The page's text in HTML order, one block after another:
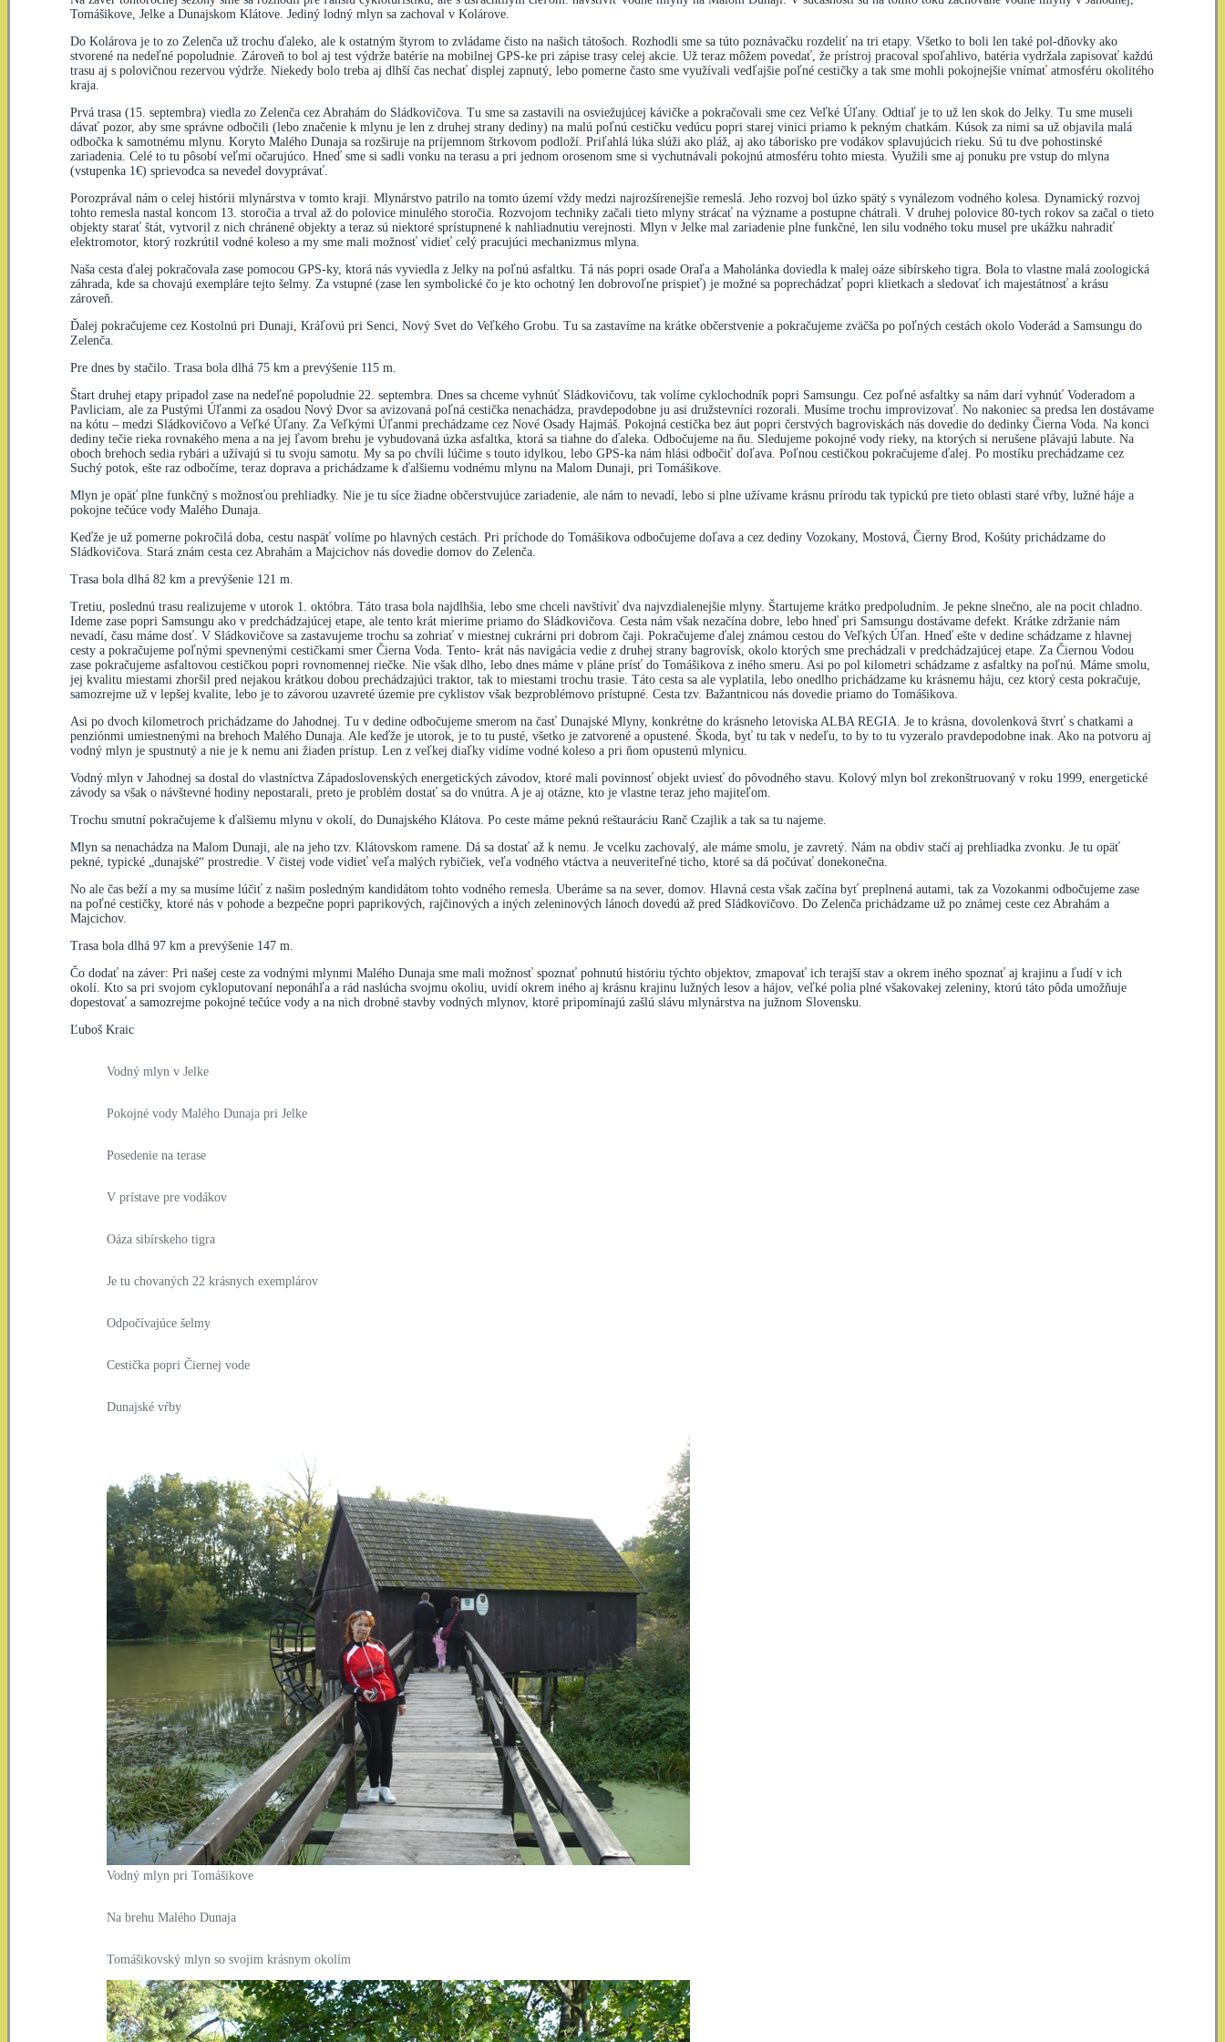
Tomášikove, Jelke a Dunajskom Klátove. Jediný lodný mlyn sa zachoval v Kolárove.
Do Kolárova je to zo Zelenča už trochu ďaleko, ale k ostatným štyrom to zvládame čisto na našich tátošoch. Rozhodli sme sa túto poznávačku rozdeliť na tri etapy. Všetko to boli len také pol-dňovky ako
stvorené na nedeľné popoludnie. Zároveň to bol aj test výdrže batérie na mobilnej GPS-ke pri zápise trasy celej akcie. Už teraz môžem povedať, že prístroj pracoval spoľahlivo, batéria vydržala zapisovať každú
trasu aj s polovičnou rezervou výdrže. Niekedy bolo treba aj dlhší čas nechať displej zapnutý, lebo pomerne často sme využívali vedľajšie poľné cestičky a tak sme mohli pokojnejšie vnímať atmosféru okolitého
kraja.
Prvá trasa (15. septembra) viedla zo Zelenča cez Abrahám do Sládkovičova. Tu sme sa zastavili na osviežujúcej kávičke a pokračovali sme cez Veľké Úľany. Odtiaľ je to už len skok do Jelky. Tu sme museli
dávať pozor, aby sme správne odbočili (lebo značenie k mlynu je len z druhej strany dediny) na malú poľnú cestičku vedúcu popri starej vinici priamo k pekným chatkám. Kúsok za nimi sa už objavila malá
odbočka k samotnému mlynu. Koryto Malého Dunaja sa rozširuje na príjemnom štrkovom podloží. Priľahlá lúka slúži ako pláž, aj ako táborisko pre vodákov splavujúcich rieku. Sú tu dve pohostinské
zariadenia. Celé to tu pôsobí veľmi očarujúco. Hneď sme si sadli vonku na terasu a pri jednom orosenom sme si vychutnávali pokojnú atmosféru tohto miesta. Využili sme aj ponuku pre vstup do mlyna
(vstupenka 1€) sprievodca sa nevedel dovyprávať.
Porozprával nám o celej histórii mlynárstva v tomto kraji. Mlynárstvo patrilo na tomto území vždy medzi najrozšírenejšie remeslá. Jeho rozvoj bol úzko spätý s vynálezom vodného kolesa. Dynamický rozvoj
tohto remesla nastal koncom 13. storočia a trval až do polovice minulého storočia. Rozvojom techniky začali tieto mlyny strácať na význame a postupne chátrali. V druhej polovice 80-tych rokov sa začal o tieto
objekty starať štát, vytvoril z nich chránené objekty a teraz sú niektoré sprístupnené k nahliadnutiu verejnosti. Mlyn v Jelke mal zariadenie plne funkčné, len silu vodného toku musel pre ukážku nahradiť
elektromotor, ktorý rozkrútil vodné koleso a my sme mali možnosť vidieť celý pracujúci mechanizmus mlyna.
Naša cesta ďalej pokračovala zase pomocou GPS-ky, ktorá nás vyviedla z Jelky na poľnú asfaltku. Tá nás popri osade Oraľa a Maholánka doviedla k malej oáze sibírskeho tigra. Bola to vlastne malá zoologická
záhrada, kde sa chovajú exempláre tejto šelmy. Za vstupné (zase len symbolické čo je kto ochotný len dobrovoľne prispieť) je možné sa poprechádzať popri klietkach a sledovať ich majestátnosť a krásu
zároveň.
Ďalej pokračujeme cez Kostolnú pri Dunaji, Kráľovú pri Senci, Nový Svet do Veľkého Grobu. Tu sa zastavíme na krátke občerstvenie a pokračujeme zväčša po poľných cestách okolo Voderád a Samsungu do
Zelenča.
Pre dnes by stačilo. Trasa bola dlhá 75 km a prevýšenie 115 m.
Štart druhej etapy pripadol zase na nedeľné popoludnie 22. septembra. Dnes sa chceme vyhnúť Sládkovičovu, tak volíme cyklochodník popri Samsungu. Cez poľné asfaltky sa nám darí vyhnúť Voderadom a
Pavliciam, ale za Pustými Úľanmi za osadou Nový Dvor sa avizovaná poľná cestička nenachádza, pravdepodobne ju asi družstevníci rozorali. Musíme trochu improvizovať. No nakoniec sa predsa len dostávame
na kótu – medzi Sládkovičovo a Veľké Úľany. Za Veľkými Úľanmi prechádzame cez Nové Osady Hajmáš. Pokojná cestička bez áut popri čerstvých bagroviskách nás dovedie do dedinky Čierna Voda. Na konci
dediny tečie rieka rovnakého mena a na jej ľavom brehu je vybudovaná úzka asfaltka, ktorá sa tiahne do ďaleka. Odbočujeme na ňu. Sledujeme pokojné vody rieky, na ktorých si nerušene plávajú labute. Na
oboch brehoch sedia rybári a užívajú si tu svoju samotu. My sa po chvíli lúčime s touto idylkou, lebo GPS-ka nám hlási odbočiť doľava. Poľnou cestičkou pokračujeme ďalej. Po mostíku prechádzame cez
Suchý potok, ešte raz odbočíme, teraz doprava a prichádzame k ďalšiemu vodnému mlynu na Malom Dunaji, pri Tomášikove.
Mlyn je opäť plne funkčný s možnosťou prehliadky. Nie je tu síce žiadne občerstvujúce zariadenie, ale nám to nevadí, lebo si plne užívame krásnu prírodu tak typickú pre tieto oblasti staré vŕby, lužné háje a
pokojne tečúce vody Malého Dunaja.
Keďže je už pomerne pokročilá doba, cestu naspäť volíme po hlavných cestách. Pri príchode do Tomášikova odbočujeme doľava a cez dediny Vozokany, Mostová, Čierny Brod, Košúty prichádzame do
Sládkovičova. Stará znám cesta cez Abrahám a Majcichov nás dovedie domov do Zelenča.
Trasa bola dlhá 82 km a prevýšenie 121 m.
Tretiu, poslednú trasu realizujeme v utorok 1. októbra. Táto trasa bola najdlhšia, lebo sme chceli navštíviť dva najvzdialenejšie mlyny. Štartujeme krátko predpoludním. Je pekne slnečno, ale na pocit chladno.
Ideme zase popri Samsungu ako v predchádzajúcej etape, ale tento krát mierime priamo do Sládkovičova. Cesta nám však nezačína dobre, lebo hneď pri Samsungu dostávame defekt. Krátke zdržanie nám
nevadí, času máme dosť. V Sládkovičove sa zastavujeme trochu sa zohriať v miestnej cukrárni pri dobrom čaji. Pokračujeme ďalej známou cestou do Veľkých Úľan. Hneď ešte v dedine schádzame z hlavnej
cesty a pokračujeme poľnými spevnenými cestičkami smer Čierna Voda. Tento- krát nás navigácia vedie z druhej strany bagrovísk, okolo ktorých sme prechádzali v predchádzajúcej etape. Za Čiernou Vodou
zase pokračujeme asfaltovou cestičkou popri rovnomennej riečke. Nie však dlho, lebo dnes máme v pláne prísť do Tomášikova z iného smeru. Asi po pol kilometri schádzame z asfaltky na poľnú. Máme smolu,
jej kvalitu miestami zhoršil pred nejakou krátkou dobou prechádzajúci traktor, tak to miestami trochu trasie. Táto cesta sa ale vyplatila, lebo onedlho prichádzame ku krásnemu háju, cez ktorý cesta pokračuje,
samozrejme už v lepšej kvalite, lebo je to závorou uzavreté územie pre cyklistov však bezproblémovo prístupné. Cesta tzv. Bažantnicou nás dovedie priamo do Tomášikova.
Asi po dvoch kilometroch prichádzame do Jahodnej. Tu v dedine odbočujeme smerom na časť Dunajské Mlyny, konkrétne do krásneho letoviska ALBA REGIA. Je to krásna, dovolenková štvrť s chatkami a
penziónmi umiestnenými na brehoch Malého Dunaja. Ale keďže je utorok, je to tu pusté, všetko je zatvorené a opustené. Škoda, byť tu tak v nedeľu, to by to tu vyzeralo pravdepodobne inak. Ako na potvoru aj
vodný mlyn je spustnutý a nie je k nemu ani žiaden prístup. Len z veľkej diaľky vidíme vodné koleso a pri ňom opustenú mlynicu.
Vodný mlyn v Jahodnej sa dostal do vlastníctva Západoslovenských energetických závodov, ktoré mali povinnosť objekt uviesť do pôvodného stavu. Kolový mlyn bol zrekonštruovaný v roku 1999, energetické
závody sa však o návštevné hodiny nepostarali, preto je problém dostať sa do vnútra. A je aj otázne, kto je vlastne teraz jeho majiteľom.
Trochu smutní pokračujeme k ďalšiemu mlynu v okolí, do Dunajského Klátova. Po ceste máme peknú reštauráciu Ranč Czajlik a tak sa tu najeme.
Mlyn sa nenachádza na Malom Dunaji, ale na jeho tzv. Klátovskom ramene. Dá sa dostať až k nemu. Je vcelku zachovalý, ale máme smolu, je zavretý. Nám na obdiv stačí aj prehliadka zvonku. Je tu opäť
pekné, typické „dunajské“ prostredie. V čistej vode vidieť veľa malých rybičiek, veľa vodného vtáctva a neuveriteľné ticho, ktoré sa dá počúvať donekonečna.
No ale čas beží a my sa musíme lúčiť z našim posledným kandidátom tohto vodného remesla. Uberáme sa na sever, domov. Hlavná cesta však začína byť preplnená autami, tak za Vozokanmi odbočujeme zase
na poľné cestičky, ktoré nás v pohode a bezpečne popri paprikových, rajčinových a iných zeleninových lánoch dovedú až pred Sládkovičovo. Do Zelenča prichádzame už po známej ceste cez Abrahám a
Majcichov.
Trasa bola dlhá 97 km a prevýšenie 147 m.
Čo dodať na záver: Pri našej ceste za vodnými mlynmi Malého Dunaja sme mali možnosť spoznať pohnutú históriu týchto objektov, zmapovať ich terajší stav a okrem iného spoznať aj krajinu a ľudí v ich
okolí. Kto sa pri svojom cykloputovaní neponáhľa a rád naslúcha svojmu okoliu, uvidí okrem iného aj krásnu krajinu lužných lesov a hájov, veľké polia plné všakovakej zeleniny, ktorú táto pôda umožňuje
dopestovať a samozrejme pokojné tečúce vody a na nich drobné stavby vodných mlynov, ktoré pripomínajú zašlú slávu mlynárstva na južnom Slovensku.
Ľuboš Kraic
Vodný mlyn v Jelke
Pokojné vody Malého Dunaja pri Jelke
Posedenie na terase
V prístave pre vodákov
Oáza sibírskeho tigra
Je tu chovaných 22 krásnych exemplárov
Odpočívajúce šelmy
Cestička popri Čiernej vode
Dunajské vŕby
Vodný mlyn pri Tomášikove
Na brehu Malého Dunaja
Tomášikovský mlyn so svojim krásnym okolím